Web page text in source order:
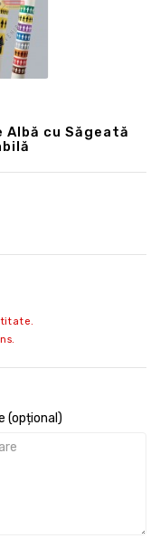
cu Săgeată
(opțional)